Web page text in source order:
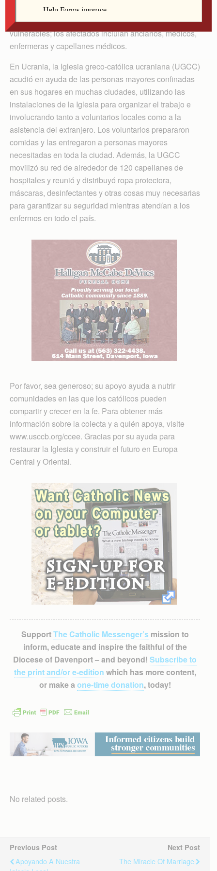
turbulentas etapas de transición desde la caída del
comunismo. Las economías débiles se volvieron más
vulnerables; los afectados incluían ancianos, médicos,
enfermeras y capellanes médicos.
En Ucrania, la Iglesia greco-católica ucraniana (UGCC)
acudió en ayuda de las personas mayores confinadas
en sus hogares en muchas ciudades, utilizando las
instalaciones de la Iglesia para organizar el trabajo e
involucrando tanto a voluntarios locales como a la
asistencia del extranjero. Los voluntarios prepararon
comidas y las entregaron a personas mayores
necesitadas en toda la ciudad. Además, la UGCC
movilizó su red de alrededor de 120 capellanes de
hospitales y reunió y distribuyó ropa protectora,
máscaras, desinfectantes y otras cosas muy necesarias
para garantizar su seguridad mientras atendían a los
enfermos en todo el país.
Por favor, sea generoso; su apoyo ayuda a nutrir
comunidades en las que los católicos pueden
compartir y crecer en la fe. Para obtener más
información sobre la colecta y a quién apoya, visite
www.usccb.org/ccee. Gracias por su ayuda para
restaurar la Iglesia y construir el futuro en Europa
Central y Oriental.
SupportThe Catholic Messenger’smission to
inform, educate and inspire the faithful of the
Diocese of Davenport – and beyond! Subscribe to
the print and/or e-edition which has more content,
or make a one-time donation, today!
No related posts.
Previous Post
Apoyando A Nuestra
Next Post
The Miracle Of Marriage